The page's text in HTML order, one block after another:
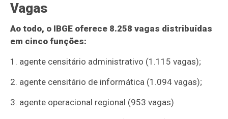
Vagas
Ao todo, o IBGE oferece 8.258 vagas distribuídas
em cinco funções:
1. agente censitário administrativo (1.115 vagas);
2. agente censitário de informática (1.094 vagas);
3. agente operacional regional (953 vagas)